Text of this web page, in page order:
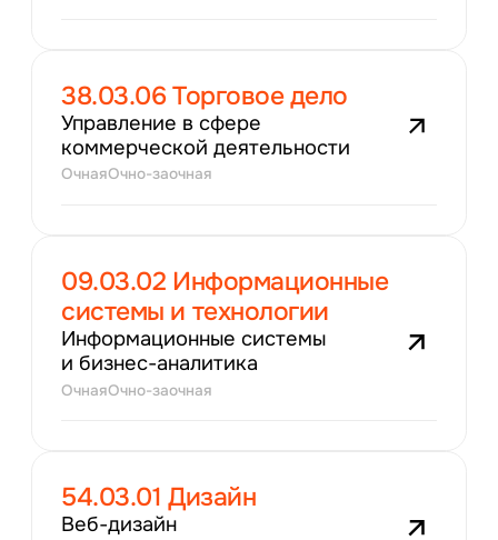
38.03.06 Торговое дело
Управление в сфере
коммерческой деятельности
ОчнаяОчно-заочная
09.03.02 Информационные
системы и технологии
Информационные системы
и бизнес-аналитика
ОчнаяОчно-заочная
54.03.01 Дизайн
Веб-дизайн